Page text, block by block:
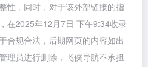
性，同时，对于该外部链接的指
在2025年12月7日 下午9:34收录
合规合法，后期网页的内容如出
理员进行删除，飞侠导航不承担